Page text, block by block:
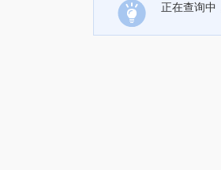
正在查询中